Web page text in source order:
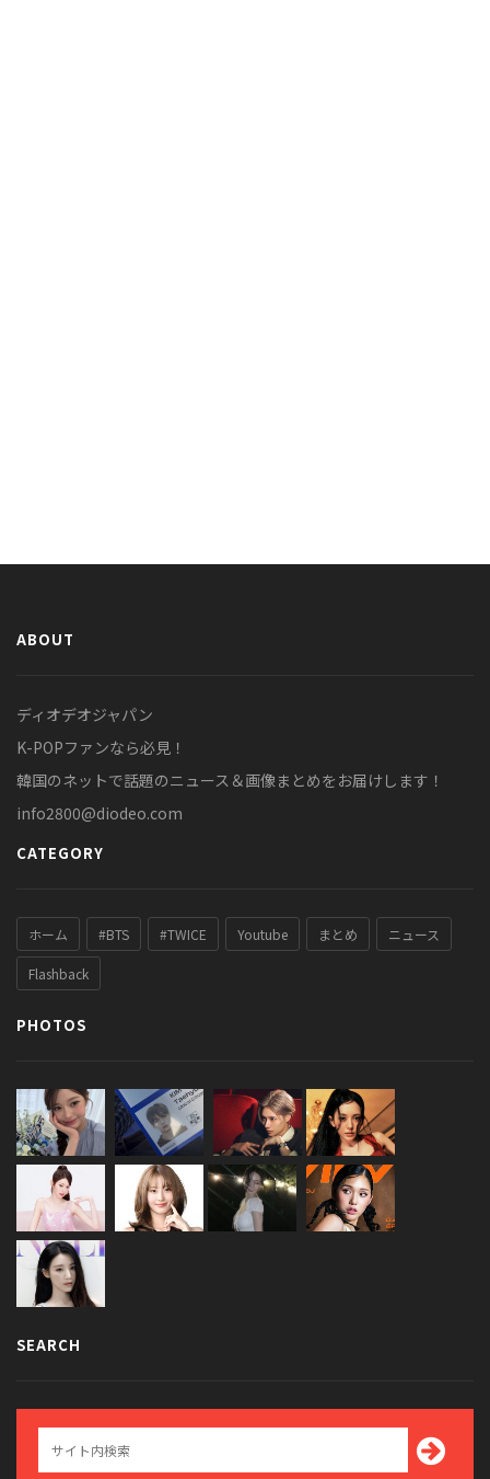
ABOUT
ディオデオジャパン
K-POPファンなら必見！
韓国のネットで話題のニュース＆画像まとめをお届けします！
info2800@diodeo.com
CATEGORY
ホーム #BTS #TWICE Youtube まとめ ニュース
Flashback
PHOTOS
SEARCH